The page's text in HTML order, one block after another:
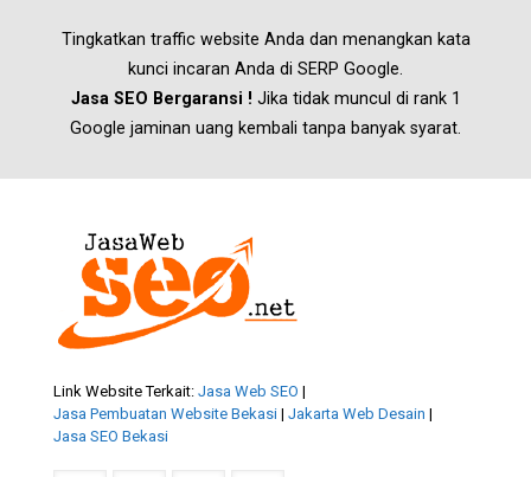
Tingkatkan traffic website Anda dan menangkan kata
kunci incaran Anda di SERP Google.
Jasa SEO Bergaransi ! Jika tidak muncul di rank 1
Google jaminan uang kembali tanpa banyak syarat.
Link Website Terkait: Jasa Web SEO |
Jasa Pembuatan Website Bekasi | Jakarta Web Desain |
Jasa SEO Bekasi